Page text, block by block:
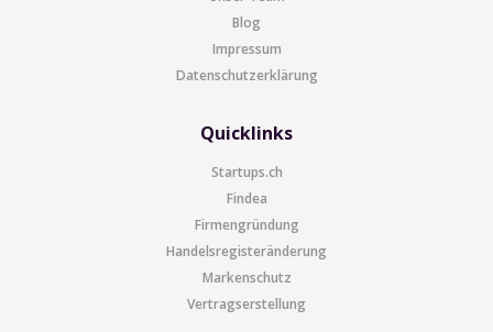
Blog
Impressum
Datenschutzerklärung
Quicklinks
Startups.ch
Findea
Firmengründung
Handelsregisteränderung
Markenschutz
Vertragserstellung